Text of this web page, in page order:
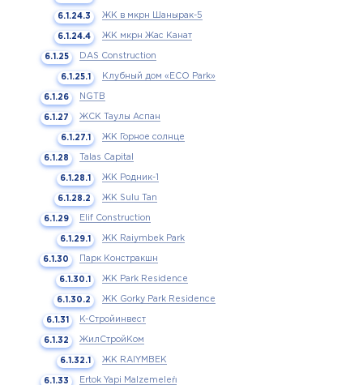
ЖК в мкрн Шанырак-5
ЖК мкрн Жас Канат
DAS Construction
Клубный дом «ECO Park»
NGTB
ЖСК Таулы Аспан
ЖК Горное солнце
Talas Capital
ЖК Родник-1
ЖК Sulu Tan
Elif Construction
ЖК Raiymbek Park
Парк Констракшн
ЖК Park Residence
ЖК Gorky Park Residence
К-Стройинвест
ЖилСтройКом
ЖК RAIYMBEK
Ertok Yapi Malzemeleri̇